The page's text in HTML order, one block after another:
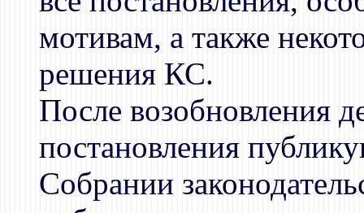
мотивам, а также
решения КС.
После возобновления
постановления
Собрании